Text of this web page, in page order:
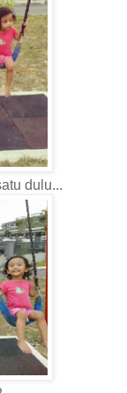
dulu...